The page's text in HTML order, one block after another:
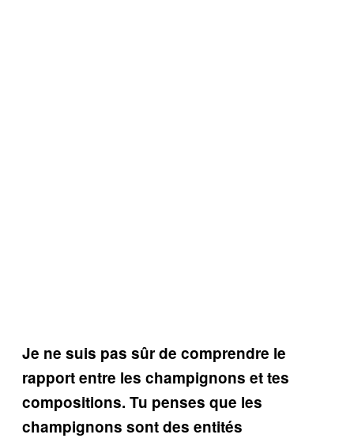
Je ne suis pas sûr de comprendre le
rapport entre les champignons et tes
compositions. Tu penses que les
champignons sont des entités